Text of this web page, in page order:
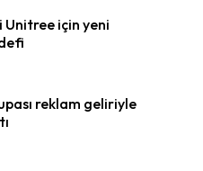
için yeni
reklam geliriyle